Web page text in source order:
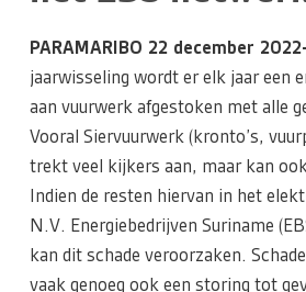
PARAMARIBO 22 december 2022-
jaarwisseling wordt er elk jaar een
aan vuurwerk afgestoken met alle
Vooral Siervuurwerk (kronto’s,
trekt veel kijkers aan, maar kan
Indien de resten hiervan in het
N.V. Energiebedrijven Suriname
kan dit schade veroorzaken.
vaak genoeg ook een storing tot